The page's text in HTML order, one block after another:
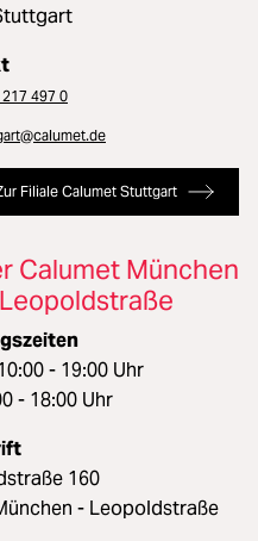
497 0
Filiale Calumet Stuttgart
Calumet München
Leopoldstraße
- 19:00 Uhr
- 18:00 Uhr
160
- Leopoldstraße